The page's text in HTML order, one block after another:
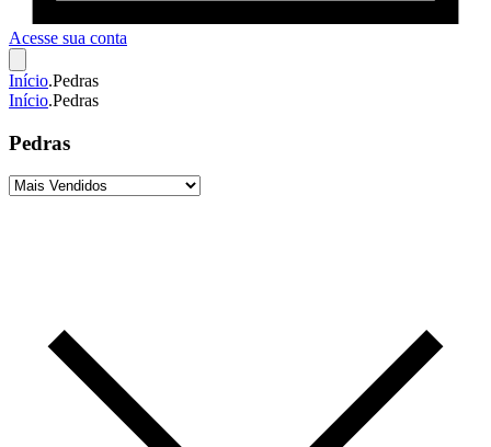
Acesse sua conta
Início.Pedras
Início.Pedras
Pedras